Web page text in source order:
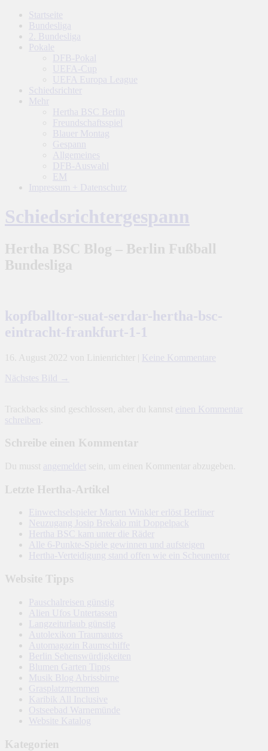
Startseite
Bundesliga
2. Bundesliga
Pokale
DFB-Pokal
UEFA-Cup
UEFA Europa League
Schiedsrichter
Mehr
Hertha BSC Berlin
Freundschaftsspiel
Blauer Montag
Gespann
Allgemeines
DFB-Auswahl
EM
Impressum + Datenschutz
Schiedsrichtergespann
Hertha BSC Blog – Berlin Fußball
Bundesliga
kopfballtor-suat-serdar-hertha-bsc-
eintracht-frankfurt-1-1
16. August 2022 von Linienrichter
Keine Kommentare
Nächstes Bild →
Trackbacks sind geschlossen, aber du kannst einen Kommentar
schreiben
Schreibe einen Kommentar
Du musst angemeldet sein, um einen Kommentar abzugeben.
Letzte Hertha-Artikel
Einwechselspieler Marten Winkler erlöst Berliner
Neuzugang Josip Brekalo mit Doppelpack
Hertha BSC kam unter die Räder
Alle 6-Punkte-Spiele gewinnen und aufsteigen
Hertha-Verteidigung stand offen wie ein Scheunentor
Website Tipps
Pauschalreisen günstig
Alien Ufos Untertassen
Langzeiturlaub günstig
Autolexikon Traumautos
Automagazin Raumschiffe
Berlin Sehenswürdigkeiten
Blumen Garten Tipps
Musik Blog Abrissbirne
Grasplatzmemmen
Karibik All Inclusive
Ostseebad Warnemünde
Website Katalog
Kategorien